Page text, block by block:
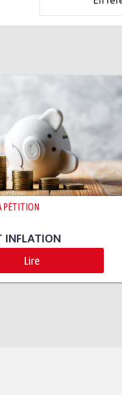
PÉTITION
INFLATION
Lire